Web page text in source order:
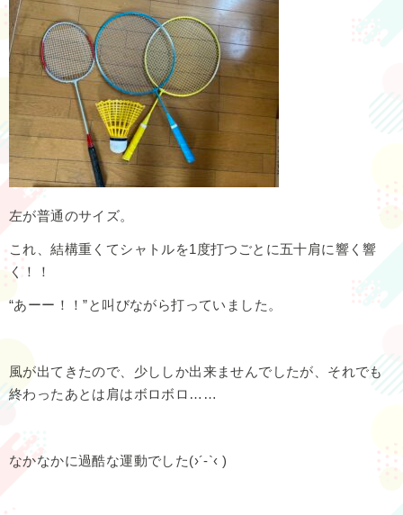
左が普通のサイズ。
これ、結構重くてシャトルを1度打つごとに五十肩に響く響
く！！
“あーー！！”と叫びながら打っていました。
風が出てきたので、少ししか出来ませんでしたが、それでも
終わったあとは肩はボロボロ……
なかなかに過酷な運動でした(›´-`‹ )